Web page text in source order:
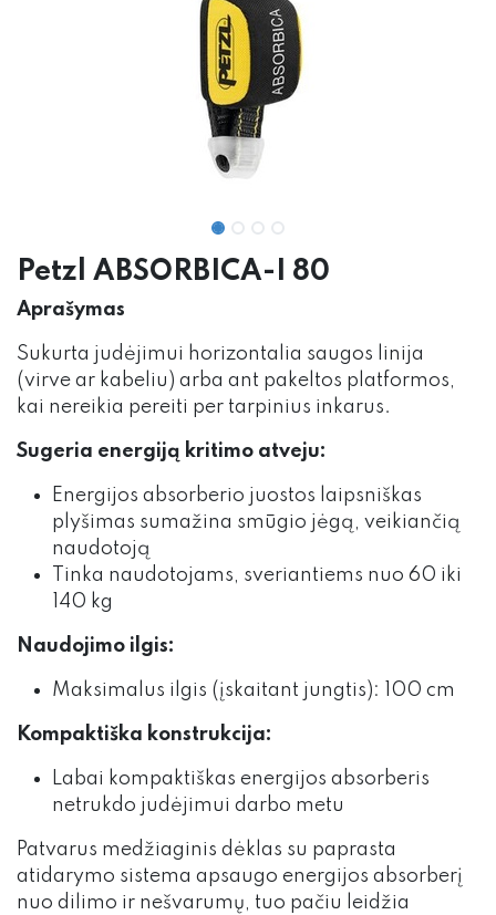
Petzl ABSORBICA-I 80
Aprašymas
Sukurta judėjimui horizontalia saugos linija
(virve ar kabeliu) arba ant pakeltos platformos,
kai nereikia pereiti per tarpinius inkarus.
Sugeria energiją kritimo atveju:
Energijos absorberio juostos laipsniškas
plyšimas sumažina smūgio jėgą, veikiančią
naudotoją
Tinka naudotojams, sveriantiems nuo 60 iki
140 kg
Naudojimo ilgis:
Maksimalus ilgis (įskaitant jungtis): 100 cm
Kompaktiška konstrukcija:
Labai kompaktiškas energijos absorberis
netrukdo judėjimui darbo metu
Patvarus medžiaginis dėklas su paprasta
atidarymo sistema apsaugo energijos absorberį
nuo dilimo ir nešvarumų, tuo pačiu leidžia